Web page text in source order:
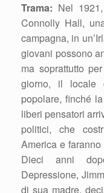
Trama: Nel
Connolly Hall,
campagna, in
giovani possono
ma soprattutto
giorno, il locale
popolare, finché
liberi pensatori
politici, che
America e
Dieci anni
Depressione,
di sua madre,